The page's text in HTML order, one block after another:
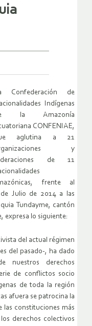
Confederación de
Indígenas
la Amazonía
CONFENIAE,
aglutina a 21
y
de 11
frente al
Julio de 2014 a las
Tundayme, cantón
expresa lo siguiente:
del actual régimen
del pasado-, ha dado
nuestros derechos
de conflictos socio
de toda la región
afuera se patrocina la
las constituciones más
derechos colectivos